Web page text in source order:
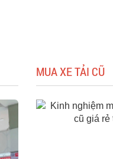
MUA XE TẢI CŨ